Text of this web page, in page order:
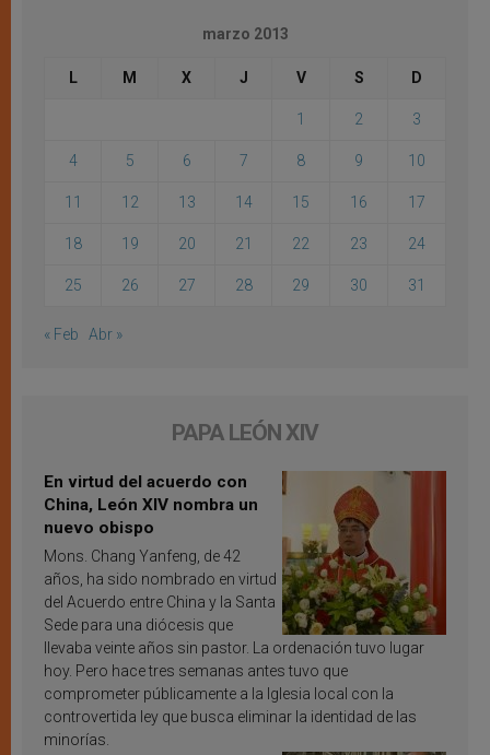
marzo 2013
L M X J V S D
1 2 3
4 5 6 7 8 9 10
11 12 13 14 15 16 17
18 19 20 21 22 23 24
25 26 27 28 29 30 31
« Feb Abr »
PAPA LEÓN XIV
En virtud del acuerdo con
China, León XIV nombra un
nuevo obispo
Mons. Chang Yanfeng, de 42
años, ha sido nombrado en virtud
del Acuerdo entre China y la Santa
Sede para una diócesis que
llevaba veinte años sin pastor. La ordenación tuvo lugar
hoy. Pero hace tres semanas antes tuvo que
comprometer públicamente a la Iglesia local con la
controvertida ley que busca eliminar la identidad de las
minorías.